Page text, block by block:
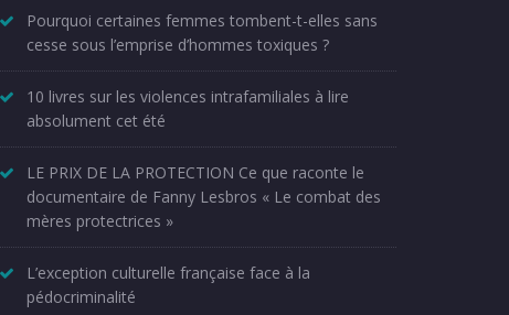
Pourquoi certaines femmes tombent-t-elles sans
cesse sous l’emprise d’hommes toxiques ?
10 livres sur les violences intrafamiliales à lire
absolument cet été
LE PRIX DE LA PROTECTION Ce que raconte le
documentaire de Fanny Lesbros « Le combat des
mères protectrices »
L’exception culturelle française face à la
pédocriminalité